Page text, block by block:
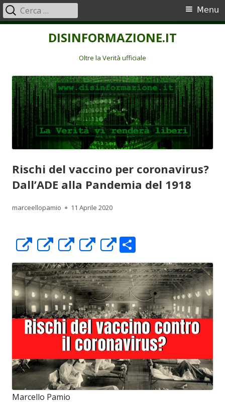
DISINFORMAZIONE.IT
Oltre la Verità ufficiale
Menu
principale
Menu
Ricerca
per:
Rischi del vaccino per coronavirus?
Dall’ADE alla Pandemia del 1918
Autore
marceellopamio Pubblicato
11 Aprile 2020
Apre
in
una
nuova
finestra
Apre
in
una
nuova
finestra
Apre
in
una
nuova
finestra
Apre
in
una
nuova
finestra
Apre
in
una
nuova
finestra
o
n
di
vi
di
Marcello Pamio